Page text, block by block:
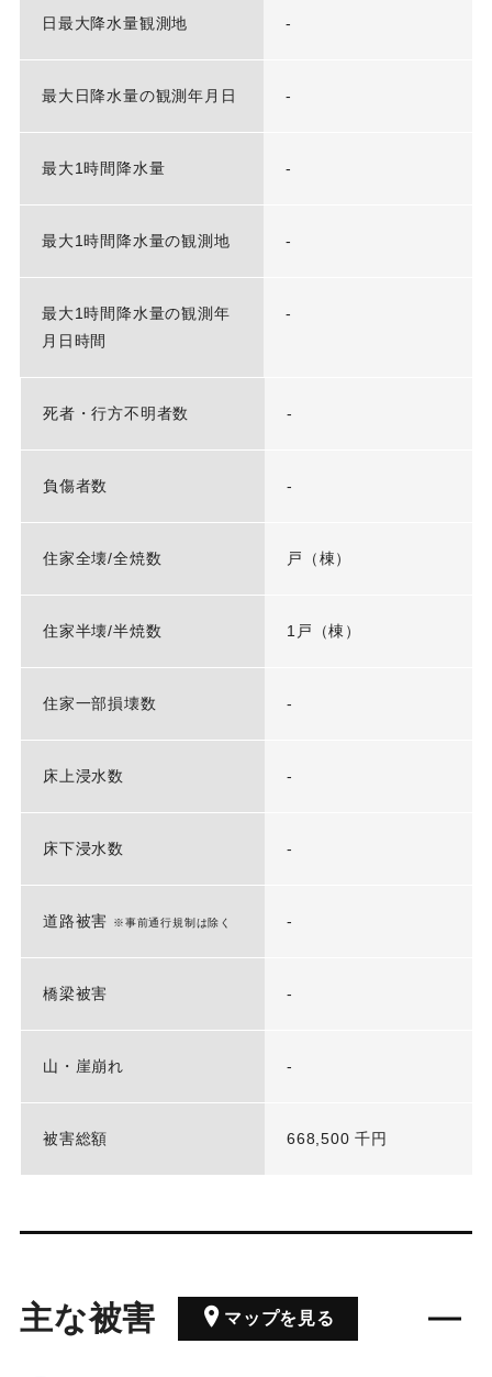
日最大降水量観測地 -
最大日降水量の観測年月日 -
最大1時間降水量 -
最大1時間降水量の観測地 -
最大1時間降水量の観測年
月日時間
-
死者・行方不明者数 -
負傷者数 -
住家全壊/全焼数 戸（棟）
住家半壊/半焼数 1戸（棟）
住家一部損壊数 -
床上浸水数 -
床下浸水数 -
道路被害 ※事前通行規制は除く -
橋梁被害 -
山・崖崩れ -
被害総額 668,500 千円
主な被害 マップを見る